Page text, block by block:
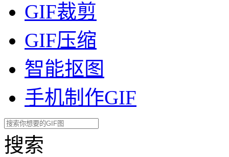
GIF裁剪
GIF压缩
智能抠图
手机制作GIF
搜索